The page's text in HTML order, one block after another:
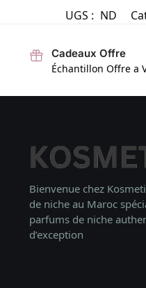
UGS : ND
Cadeaux Offre
Échantillon Offre a
Bienvenue chez
de niche au Maroc
parfums de niche
d’exception